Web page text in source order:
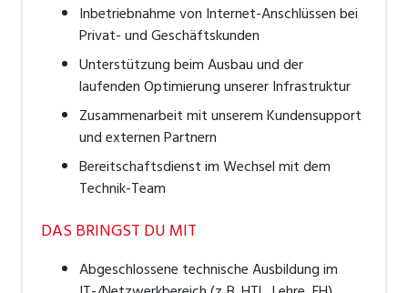
Inbetriebnahme von Internet-Anschlüssen bei
Privat- und Geschäftskunden
Unterstützung beim Ausbau und der
laufenden Optimierung unserer Infrastruktur
Zusammenarbeit mit unserem Kundensupport
und externen Partnern
Bereitschaftsdienst im Wechsel mit dem
Technik-Team
DAS BRINGST DU MIT
Abgeschlossene technische Ausbildung im